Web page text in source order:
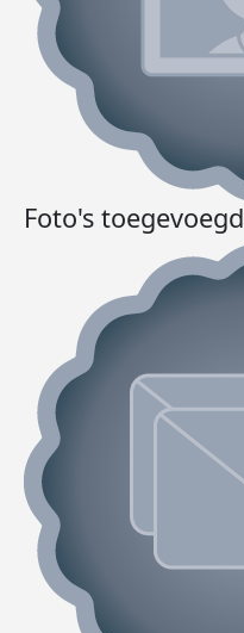
Foto's toegevoegd